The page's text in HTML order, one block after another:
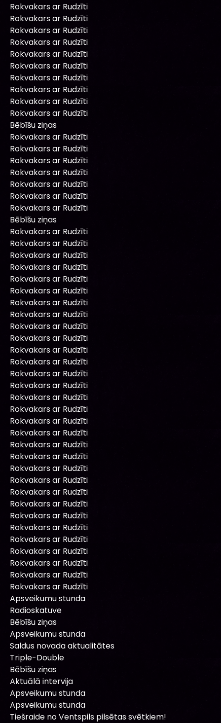
Rokvakars ar Rudzīti
Rokvakars ar Rudzīti
Rokvakars ar Rudzīti
Rokvakars ar Rudzīti
Rokvakars ar Rudzīti
Rokvakars ar Rudzīti
Rokvakars ar Rudzīti
Rokvakars ar Rudzīti
Rokvakars ar Rudzīti
Rokvakars ar Rudzīti
Bēbīšu ziņas
Rokvakars ar Rudzīti
Rokvakars ar Rudzīti
Rokvakars ar Rudzīti
Rokvakars ar Rudzīti
Rokvakars ar Rudzīti
Rokvakars ar Rudzīti
Rokvakars ar Rudzīti
Bēbīšu ziņas
Rokvakars ar Rudzīti
Rokvakars ar Rudzīti
Rokvakars ar Rudzīti
Rokvakars ar Rudzīti
Rokvakars ar Rudzīti
Rokvakars ar Rudzīti
Rokvakars ar Rudzīti
Rokvakars ar Rudzīti
Rokvakars ar Rudzīti
Rokvakars ar Rudzīti
Rokvakars ar Rudzīti
Rokvakars ar Rudzīti
Rokvakars ar Rudzīti
Rokvakars ar Rudzīti
Rokvakars ar Rudzīti
Rokvakars ar Rudzīti
Rokvakars ar Rudzīti
Rokvakars ar Rudzīti
Rokvakars ar Rudzīti
Rokvakars ar Rudzīti
Rokvakars ar Rudzīti
Rokvakars ar Rudzīti
Rokvakars ar Rudzīti
Rokvakars ar Rudzīti
Rokvakars ar Rudzīti
Rokvakars ar Rudzīti
Rokvakars ar Rudzīti
Rokvakars ar Rudzīti
Rokvakars ar Rudzīti
Rokvakars ar Rudzīti
Rokvakars ar Rudzīti
Apsveikumu stunda
Radioskatuve
Bēbīšu ziņas
Apsveikumu stunda
Saldus novada aktualitātes
Triple-Double
Bēbīšu ziņas
Aktuālā intervija
Apsveikumu stunda
Apsveikumu stunda
Tiešraide no Ventspils pilsētas svētkiem!